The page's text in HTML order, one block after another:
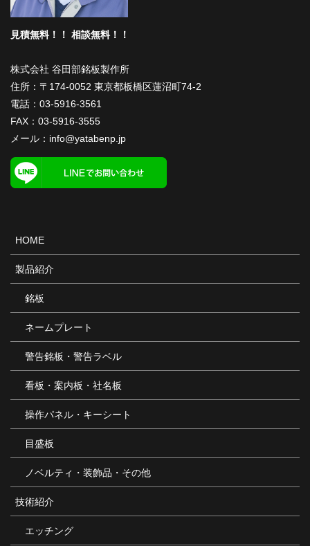
見積無料！！ 相談無料！！
株式会社 谷田部銘板製作所
住所：〒174-0052 東京都板橋区蓮沼町74-2
電話： 03-5916-3561
FAX：03-5916-3555
メール： info@yatabenp.jp
HOME
製品紹介
銘板
ネームプレート
警告銘板・警告ラベル
看板・案内板・社名板
操作パネル・キーシート
目盛板
ノベルティ・装飾品・その他
技術紹介
エッチング